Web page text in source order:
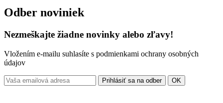
Odber noviniek
Nezmeškajte žiadne novinky alebo zľavy!
Vložením e-mailu suhlasíte s podmienkami ochrany osobných
údajov